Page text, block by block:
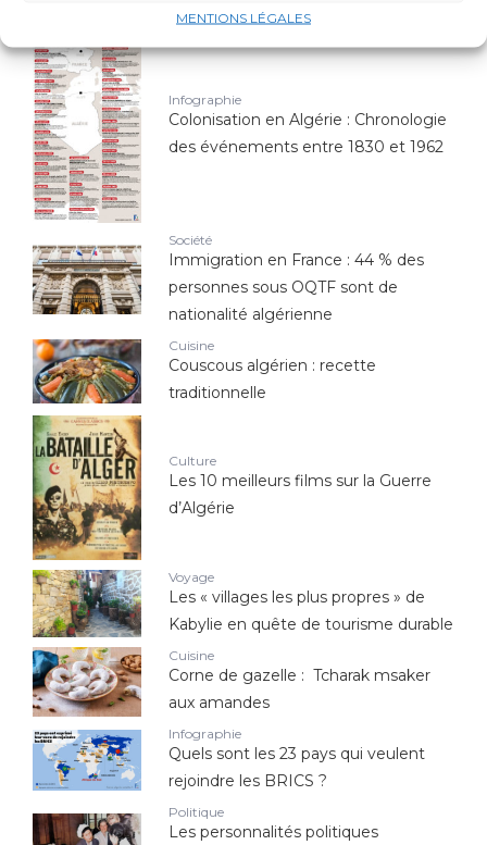
MENTIONS LÉGALES
Infographie
Colonisation en Algérie : Chronologie
des événements entre 1830 et 1962
Société
Immigration en France : 44 % des
personnes sous OQTF sont de
nationalité algérienne
Cuisine
Couscous algérien : recette
traditionnelle
Culture
Les 10 meilleurs films sur la Guerre
d’Algérie
Voyage
Les « villages les plus propres » de
Kabylie en quête de tourisme durable
Cuisine
Corne de gazelle : Tcharak msaker
aux amandes
Infographie
Quels sont les 23 pays qui veulent
rejoindre les BRICS ?
Politique
Les personnalités politiques